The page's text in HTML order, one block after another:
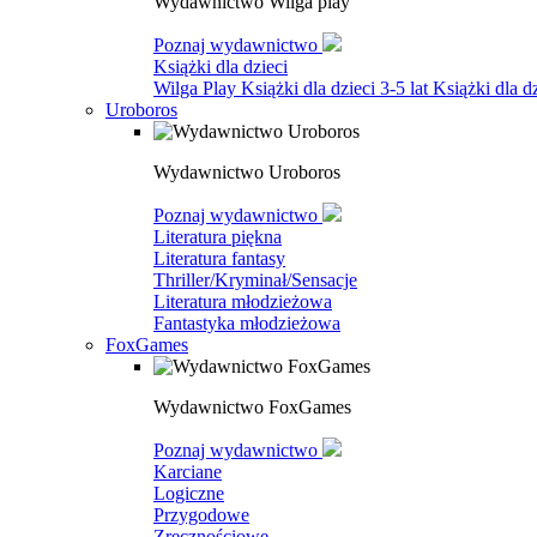
Poznaj wydawnictwo
Książki dla dzieci
Wilga Play Książki dla dzieci 3-5 lat Książki dla
Uroboros
Wydawnictwo Uroboros
Poznaj wydawnictwo
Literatura piękna
Literatura fantasy
Thriller/Kryminał/Sensacje
Literatura młodzieżowa
Fantastyka młodzieżowa
FoxGames
Wydawnictwo FoxGames
Poznaj wydawnictwo
Karciane
Logiczne
Przygodowe